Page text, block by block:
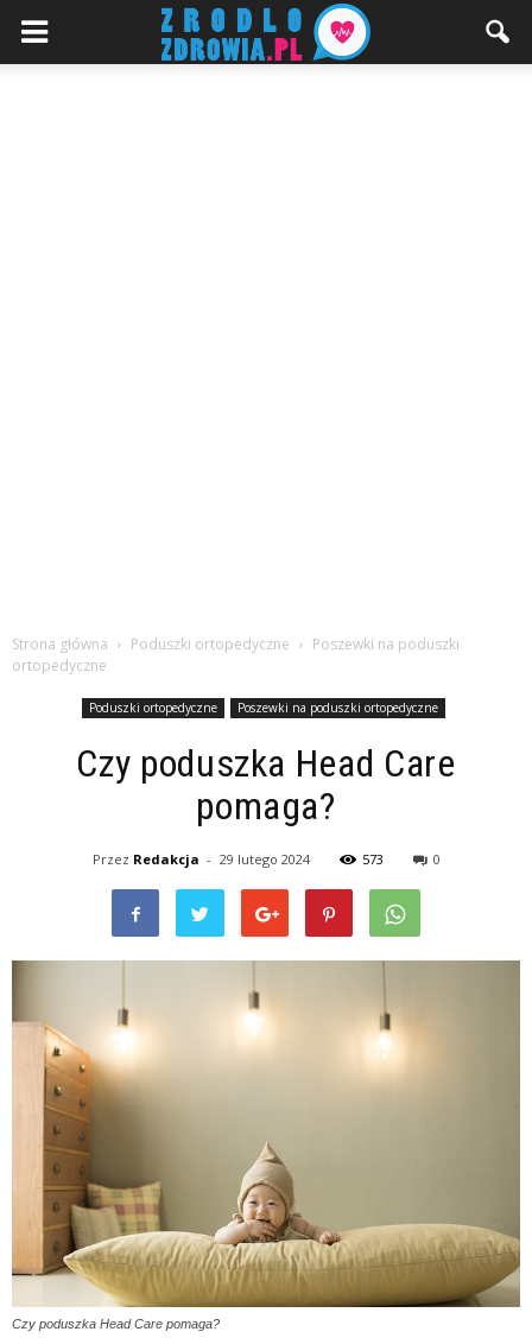
Strona główna Poduszki ortopedyczne
Poszewki na poduszki
ortopedyczne
Poduszki ortopedyczne Poszewki na poduszki ortopedyczne
Czy poduszka Head Care
pomaga?
Przez Redakcja - 29 lutego 2024 573 0
Czy poduszka Head Care pomaga?